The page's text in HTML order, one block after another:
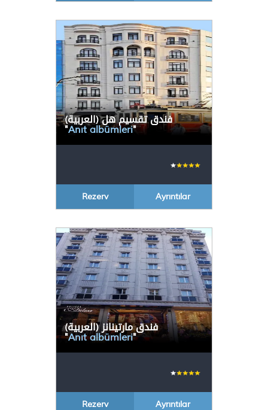
(العربية) فندق تقسيم هل
"Anıt albümleri"
Rezerv Ayrıntılar
(العربية) فندق مارتينانز
"Anıt albümleri"
Rezerv Ayrıntılar